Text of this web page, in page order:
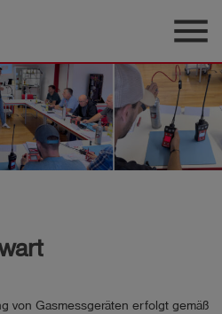
menu
von Gasmessgeräten erfolgt gemäß